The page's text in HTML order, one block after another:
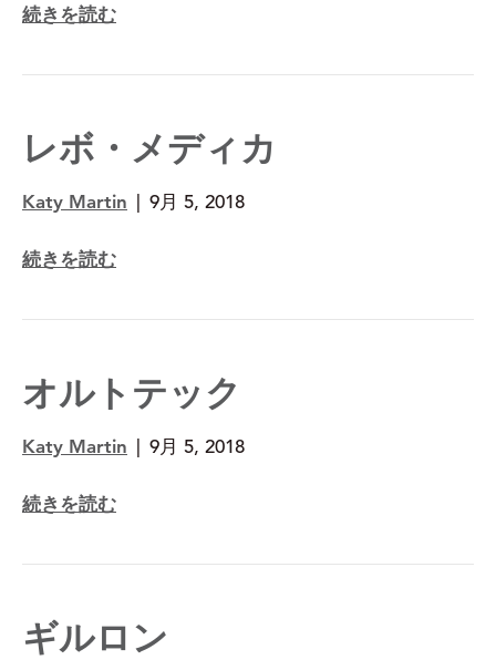
続きを読む
レボ・メディカ
Katy Martin 9月 5, 2018
続きを読む
オルトテック
Katy Martin 9月 5, 2018
続きを読む
ギルロン